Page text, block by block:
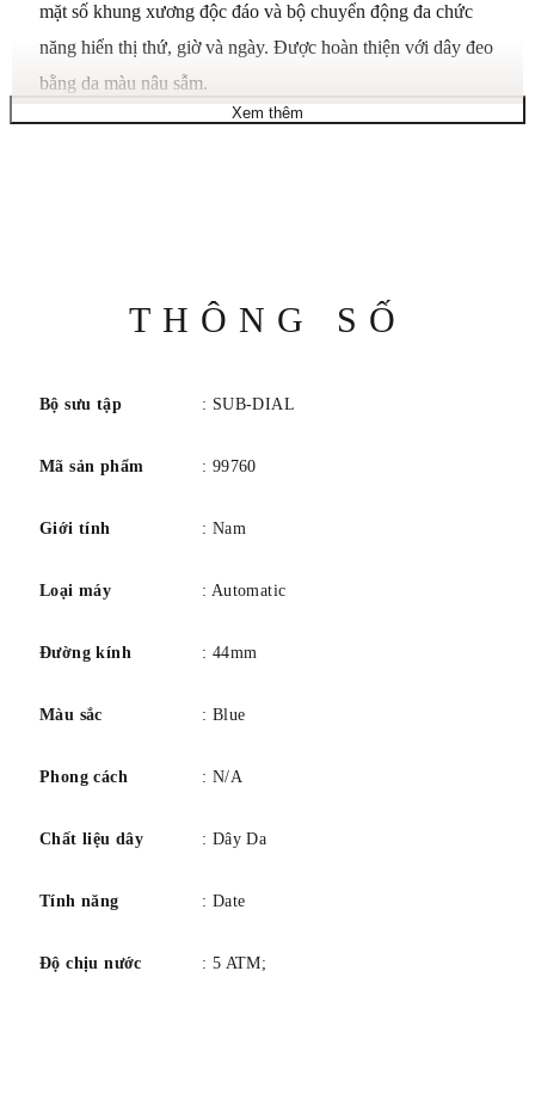
mặt số khung xương độc đáo và bộ chuyển động đa chức
năng hiển thị thứ, giờ và ngày. Được hoàn thiện với dây đeo
bằng da màu nâu sẫm.
Vỏ thép không gỉ 44mm, mặt số màu xanh lam, dây đeo
Xem thêm
THÔNG SỐ
Bộ sưu tập : SUB-DIAL
Mã sản phẩm : 99760
Giới tính : Nam
Loại máy : Automatic
Đường kính : 44mm
Màu sắc : Blue
Phong cách : N/A
Chất liệu dây : Dây Da
Tính năng : Date
Độ chịu nước : 5 ATM;